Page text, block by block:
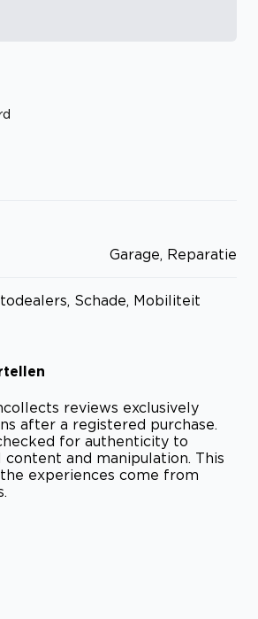
Garage, Reparatie
Schade, Mobiliteit
collects reviews exclusively
after a registered purchase.
for authenticity to
content and manipulation. This
experiences come from